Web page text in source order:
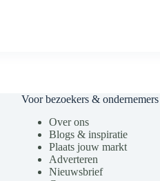
Voor bezoekers & ondernemers
Over ons
Blogs & inspiratie
Plaats jouw markt
Adverteren
Nieuwsbrief